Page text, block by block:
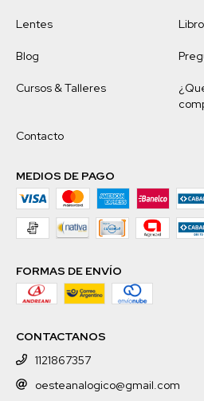
Lentes
Blog
Cursos & Talleres
Contacto
MEDIOS DE PAGO
FORMAS DE ENVÍO
CONTACTANOS
1121867357
oesteanalogico@gmail.com